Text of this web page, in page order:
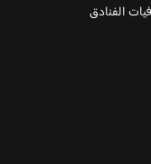
الفنادق